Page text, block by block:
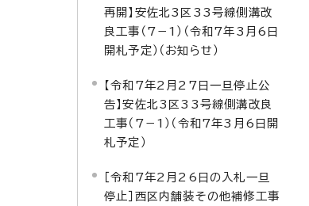
再開】安佐北3区33号線側溝改
良工事（7－1）（令和7年3月6日
開札予定）（お知らせ）
【令和7年2月27日一旦停止公
告】安佐北3区33号線側溝改良
工事（7－1）（令和7年3月6日開
札予定）
［令和7年2月26日の入札一旦
停止］西区内舗装その他補修工事